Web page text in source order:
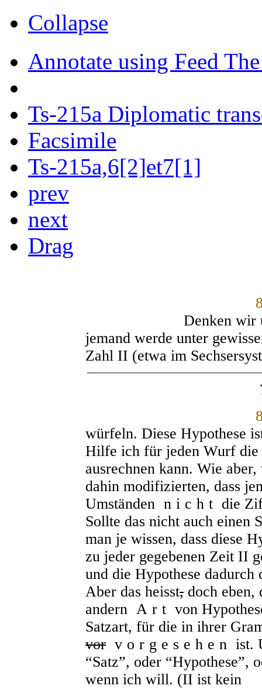
Collapse
Annotate using Feed
Ts-215a Diplomatic
Facsimile
Ts-215a,6[2]et7[1]
prev
next
Drag
Denken wir uns
jemand werde unter
Zahl II (etwa im
würfeln. Diese Hypothese
Hilfe ich für jeden Wurf die
ausrechnen kann. Wie
dahin modifizierten, dass
Umständen nicht die
Sollte das nicht auch einen
man je wissen, dass diese
zu jeder gegebenen Zeit II
und die Hypothese
Aber das heisst, doch eben,
andern Art von
Satzart, für die in ihrer
vor vorgesehen ist.
“Satz”, oder “Hypothese”,
wenn ich will. (II ist kein